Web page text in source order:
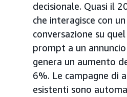
decisionale. Quasi il
che interagisce con
conversazione su
prompt a un annuncio
genera un aumento
6%. Le campagne di
esistenti sono